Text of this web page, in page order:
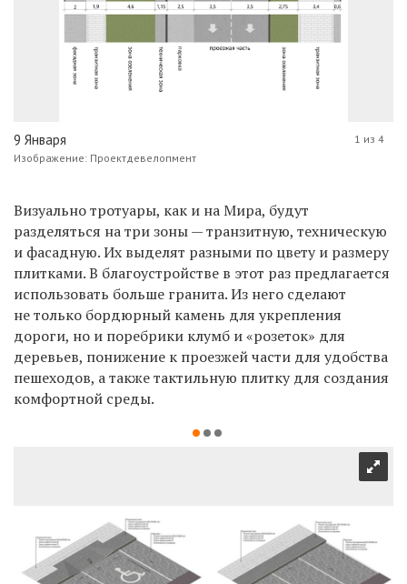
9 Января
Изображение: Проектдевелопмент
1 из 4
Визуально тротуары, как и на Мира, будут
разделяться на три зоны — транзитную, техническую
и фасадную. Их выделят разными по цвету и размеру
плитками. В благоустройстве в этот раз предлагается
использовать больше гранита. Из него сделают
не только бордюрный камень для укрепления
дороги, но и поребрики клумб и «розеток» для
деревьев, понижение к проезжей части для удобства
пешеходов, а также тактильную плитку для создания
комфортной среды.